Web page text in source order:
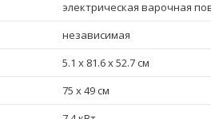
электрическая варочная
независимая
5.1 x 81.6 x 52.7 см
75 x 49 см